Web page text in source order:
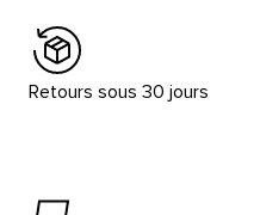
Retours sous 30 jours